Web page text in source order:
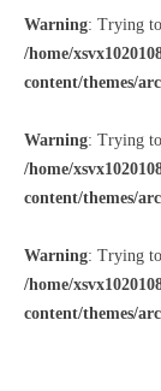
Warning: Trying
/home/
content/themes/
Warning: Trying
/home/
content/themes/
Warning: Trying
/home/
content/themes/